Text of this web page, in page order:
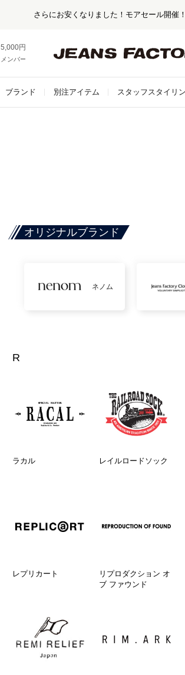
対象アイテム
5,000円以上お買い上げで送料無料！
メンバー登録でお得な情報をゲット。さらに詳しく
ブランド 別注アイテム スタッフスタイリ
オリジナルブランド
ネノム
R
ラカル レイルロードソック
レプリカート
リプロダクション オ
ブ ファウンド